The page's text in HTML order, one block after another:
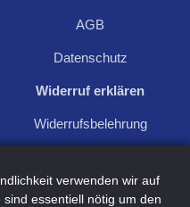
microSD, Nachtsicht, Tuya-
und Außenbereich, Drehung
AGB
Datenschutz
Widerruf erklären
Widerrufsbelehrung
verwenden wir auf
essentiell nötig um den